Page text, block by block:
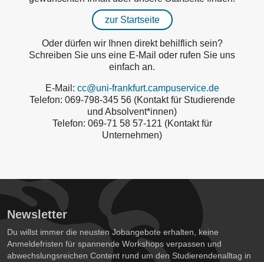
zur Startseite
Oder dürfen wir Ihnen direkt behilflich sein?
Schreiben Sie uns eine E-Mail oder rufen Sie uns
einfach an.
E-Mail: cc@uni-frankfurt.campuservice.de
Telefon: 069-798-345 56 (Kontakt für Studierende
und Absolvent*innen)
Telefon: 069-71 58 57-121 (Kontakt für
Unternehmen)
Newsletter
Du willst immer die neusten Jobangebote erhalten, keine
Anmeldefristen für spannende Workshops verpassen und
abwechslungsreichen Content rund um den Studierendenalltag in